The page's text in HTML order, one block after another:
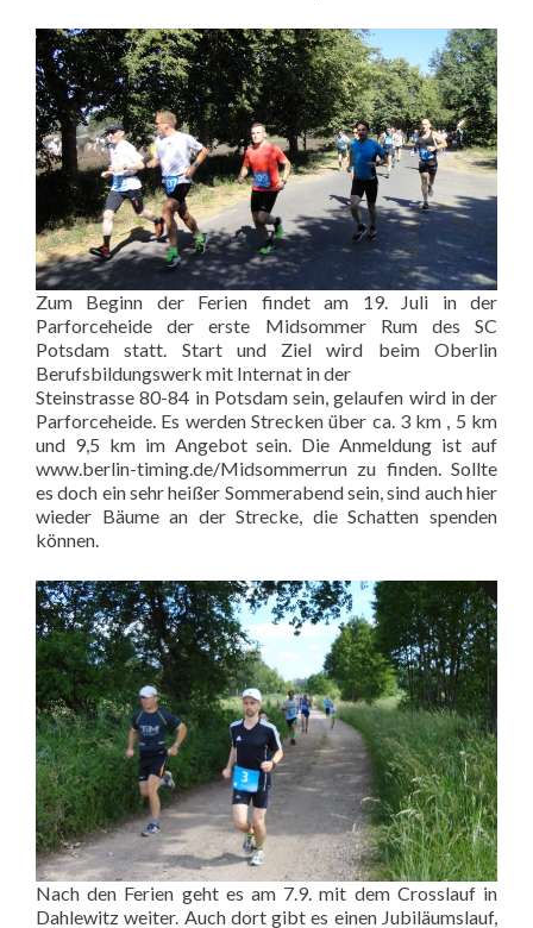
Zum Beginn der Ferien findet am 19. Juli in der
Parforceheide der erste Midsommer Rum des SC
Potsdam statt. Start und Ziel wird beim Oberlin
Berufsbildungswerk mit Internat in der
Steinstrasse 80-84 in Potsdam sein, gelaufen wird in der
Parforceheide. Es werden Strecken über ca. 3 km , 5 km
und 9,5 km im Angebot sein. Die Anmeldung ist auf
www.berlin-timing.de/Midsommerrun zu finden. Sollte
es doch ein sehr heißer Sommerabend sein, sind auch hier
wieder Bäume an der Strecke, die Schatten spenden
können.
Nach den Ferien geht es am 7.9. mit dem Crosslauf in
Dahlewitz weiter. Auch dort gibt es einen Jubiläumslauf,